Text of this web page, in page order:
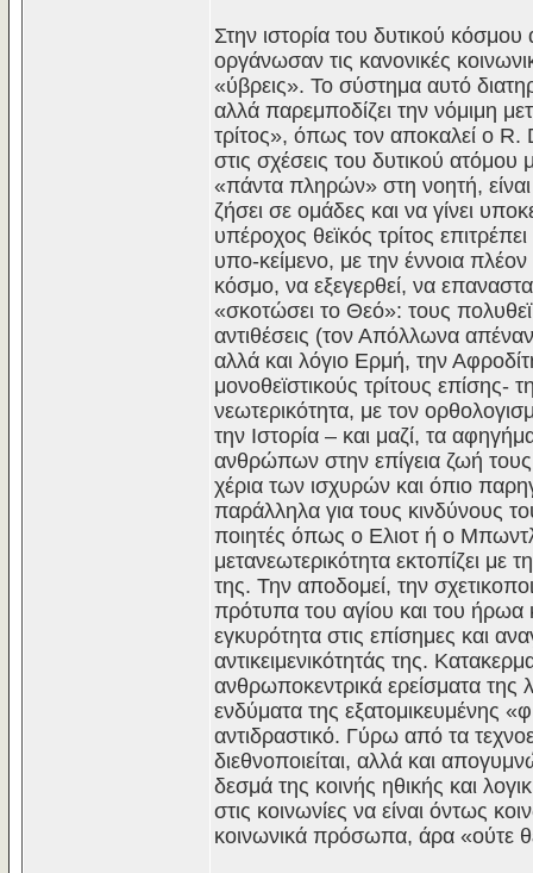
Στην ιστορία του δυτικού
οργάνωσαν τις κανονικές
«ύβρεις». Το σύστημα αυτό
αλλά παρεμποδίζει την νόμιμη
τρίτος», όπως τον αποκαλεί ο
στις σχέσεις του δυτικού
«πάντα πληρών» στη νοητή,
ζήσει σε ομάδες και να γίνει
υπέροχος θεϊκός τρίτος
υπο-κείμενο, με την έννοια
κόσμο, να εξεγερθεί, να
«σκοτώσει το Θεό»: τους
αντιθέσεις (τον Απόλλωνα
αλλά και λόγιο Ερμή, την
μονοθεϊστικούς τρίτους
νεωτερικότητα, με τον
την Ιστορία – και μαζί, τα
ανθρώπων στην επίγεια ζωή
χέρια των ισχυρών και όπιο
παράλληλα για τους κινδύνους
ποιητές όπως ο Ελιοτ ή ο
μετανεωτερικότητα εκτοπίζει
της. Την αποδομεί, την
πρότυπα του αγίου και του ήρωα
εγκυρότητα στις επίσημες και
αντικειμενικότητάς της.
ανθρωποκεντρικά ερείσματα της
ενδύματα της εξατομικευμένης
αντιδραστικό. Γύρω από τα
διεθνοποιείται, αλλά και
δεσμά της κοινής ηθικής και
στις κοινωνίες να είναι όντως
κοινωνικά πρόσωπα, άρα «ούτε